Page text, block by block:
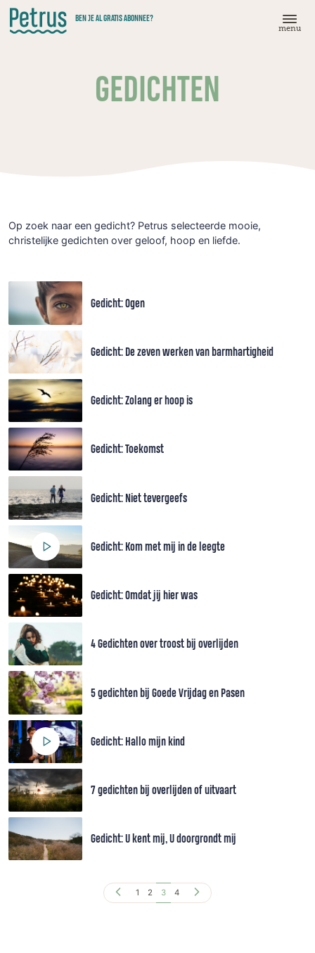
Doorgaan
naar
hoofdinhoud
BEN JE AL GRATIS ABONNEE?
menu
GEDICHTEN
Op zoek naar een gedicht? Petrus selecteerde mooie,
christelijke gedichten over geloof, hoop en liefde.
Gedicht: Ogen
Gedicht: De zeven werken van barmhartigheid
Gedicht: Zolang er hoop is
Gedicht: Toekomst
Gedicht: Niet tevergeefs
Gedicht: Kom met mij in de leegte
Gedicht: Omdat jij hier was
4 Gedichten over troost bij overlijden
5 gedichten bij Goede Vrijdag en Pasen
Gedicht: Hallo mijn kind
7 gedichten bij overlijden of uitvaart
Gedicht: U kent mij, U doorgrondt mij
1 2 3 4